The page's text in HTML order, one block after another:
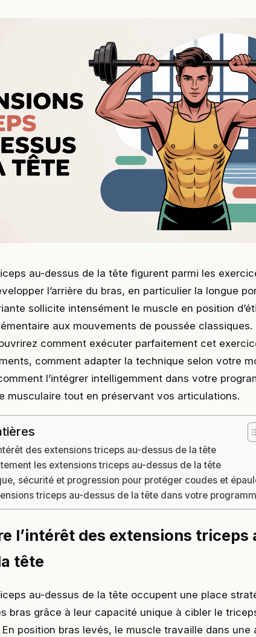
au-dessus de la tête figurent parmi les
l’arrière du bras, en particulier la longue
sollicite intensément le muscle en position
aux mouvements de poussée classiques.
comment exécuter parfaitement cet
comment adapter la technique selon votre
l’intégrer intelligemment dans votre
musculaire tout en préservant vos articulations.
des extensions triceps au-dessus de la tête
les extensions triceps au-dessus de la tête
sécurité et progression pour protéger coudes et
triceps au-dessus de la tête dans votre
l’intérêt des extensions triceps
tête
au-dessus de la tête occupent une place
bras grâce à leur capacité unique à cibler le
position bras levés, le muscle travaille dans une